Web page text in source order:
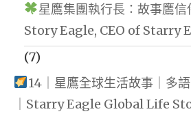
星鷹集團執行長：故事鷹
Story Eagle, CEO of Starry
(7)
14｜星鷹全球生活故事｜多
｜Starry Eagle Global Life